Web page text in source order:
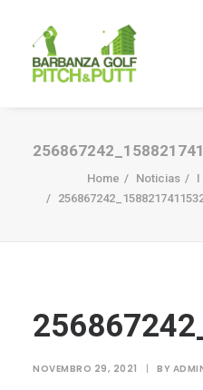
Home Noticias
I
NOVEMBRO 29, 2021 | BY